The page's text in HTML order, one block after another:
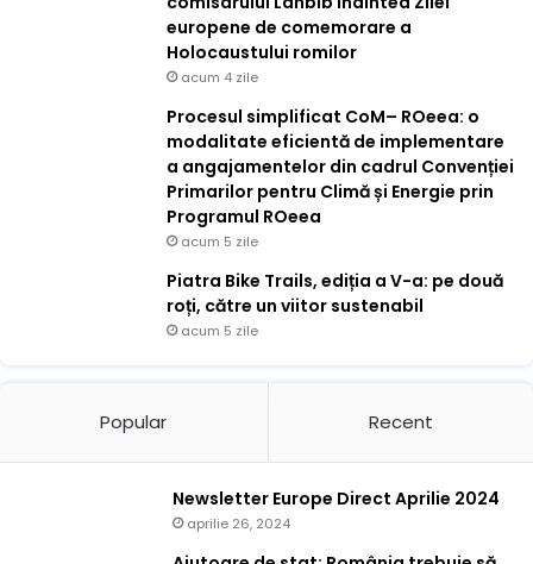
europene de comemorare a
Holocaustului romilor
acum 4 zile
Procesul simplificat CoM– ROeea: o
modalitate eficientă de implementare
a angajamentelor din cadrul Convenției
Primarilor pentru Climă și Energie prin
Programul ROeea
acum 5 zile
Piatra Bike Trails, ediția a V-a: pe două
roți, către un viitor sustenabil
acum 5 zile
Popular Recent
Newsletter Europe Direct Aprilie 2024
aprilie 26, 2024